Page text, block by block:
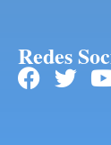
Redes